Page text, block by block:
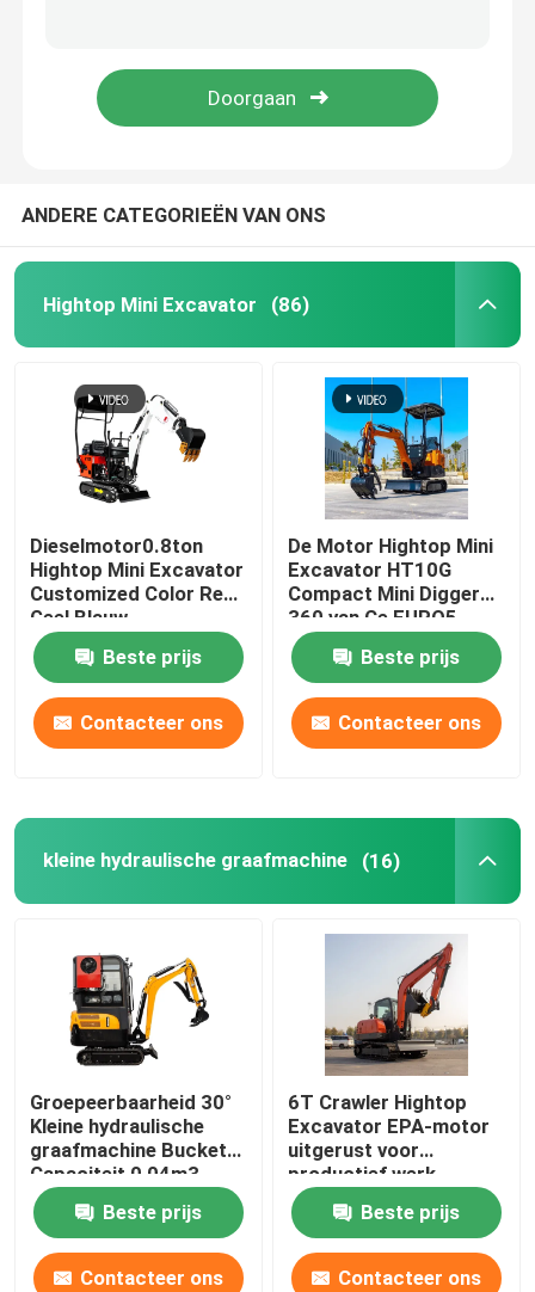
Mini Skid Steer Loader
Mini Crawler Dumper
De Tractor van het landbouwlandbouwbedrijf
Het Schuimmachine van de polyurethaannevel
De Machine van de Polyureanevel
Polyureachemisch product
Opheffend het Werkplatform
De Toebehoren van het bouwmateriaal
Polyurethaanchemisch product
ANDERE CATEGORIEËN VAN ONS
Hightop Mini Excavator (86)
Dieselmotor0.8ton
Hightop Mini Excavator
Customized Color Red
Geel Blauw
Beste prijs
Contacteer ons
De Motor Hightop Mini
Excavator HT10G
Compact Mini Digger
360 van Ce EURO5
roteert
Beste prijs
Contacteer ons
kleine hydraulische graafmachine (16)
Groepeerbaarheid 30°
Kleine hydraulische
graafmachine Bucket
Capaciteit 0,04m3
Spoorwijdte 180mm
Beste prijs
Contacteer ons
6T Crawler Hightop
Excavator EPA-motor
uitgerust voor
productief werk
Beste prijs
Contacteer ons